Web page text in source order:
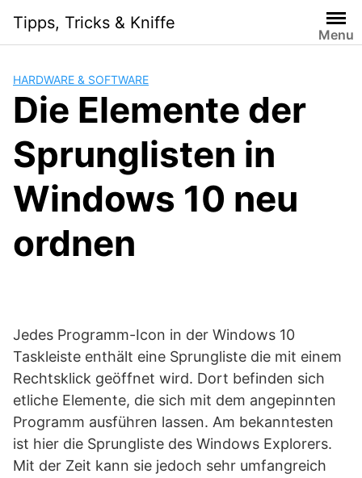
content
Tipps, Tricks & Kniffe
Menu
HARDWARE & SOFTWARE
Die Elemente der
Sprunglisten in
Windows 10 neu
ordnen
Jedes Programm-Icon in der Windows 10
Taskleiste enthält eine Sprungliste die mit einem
Rechtsklick geöffnet wird. Dort befinden sich
etliche Elemente, die sich mit dem angepinnten
Programm ausführen lassen. Am bekanntesten
ist hier die Sprungliste des Windows Explorers.
Mit der Zeit kann sie jedoch sehr umfangreich